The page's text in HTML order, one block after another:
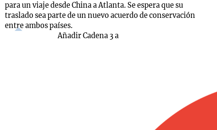
para un viaje desde China a Atlanta. Se espera que su
traslado sea parte de un nuevo acuerdo de conservación
entre ambos países.
Añadir Cadena 3 a